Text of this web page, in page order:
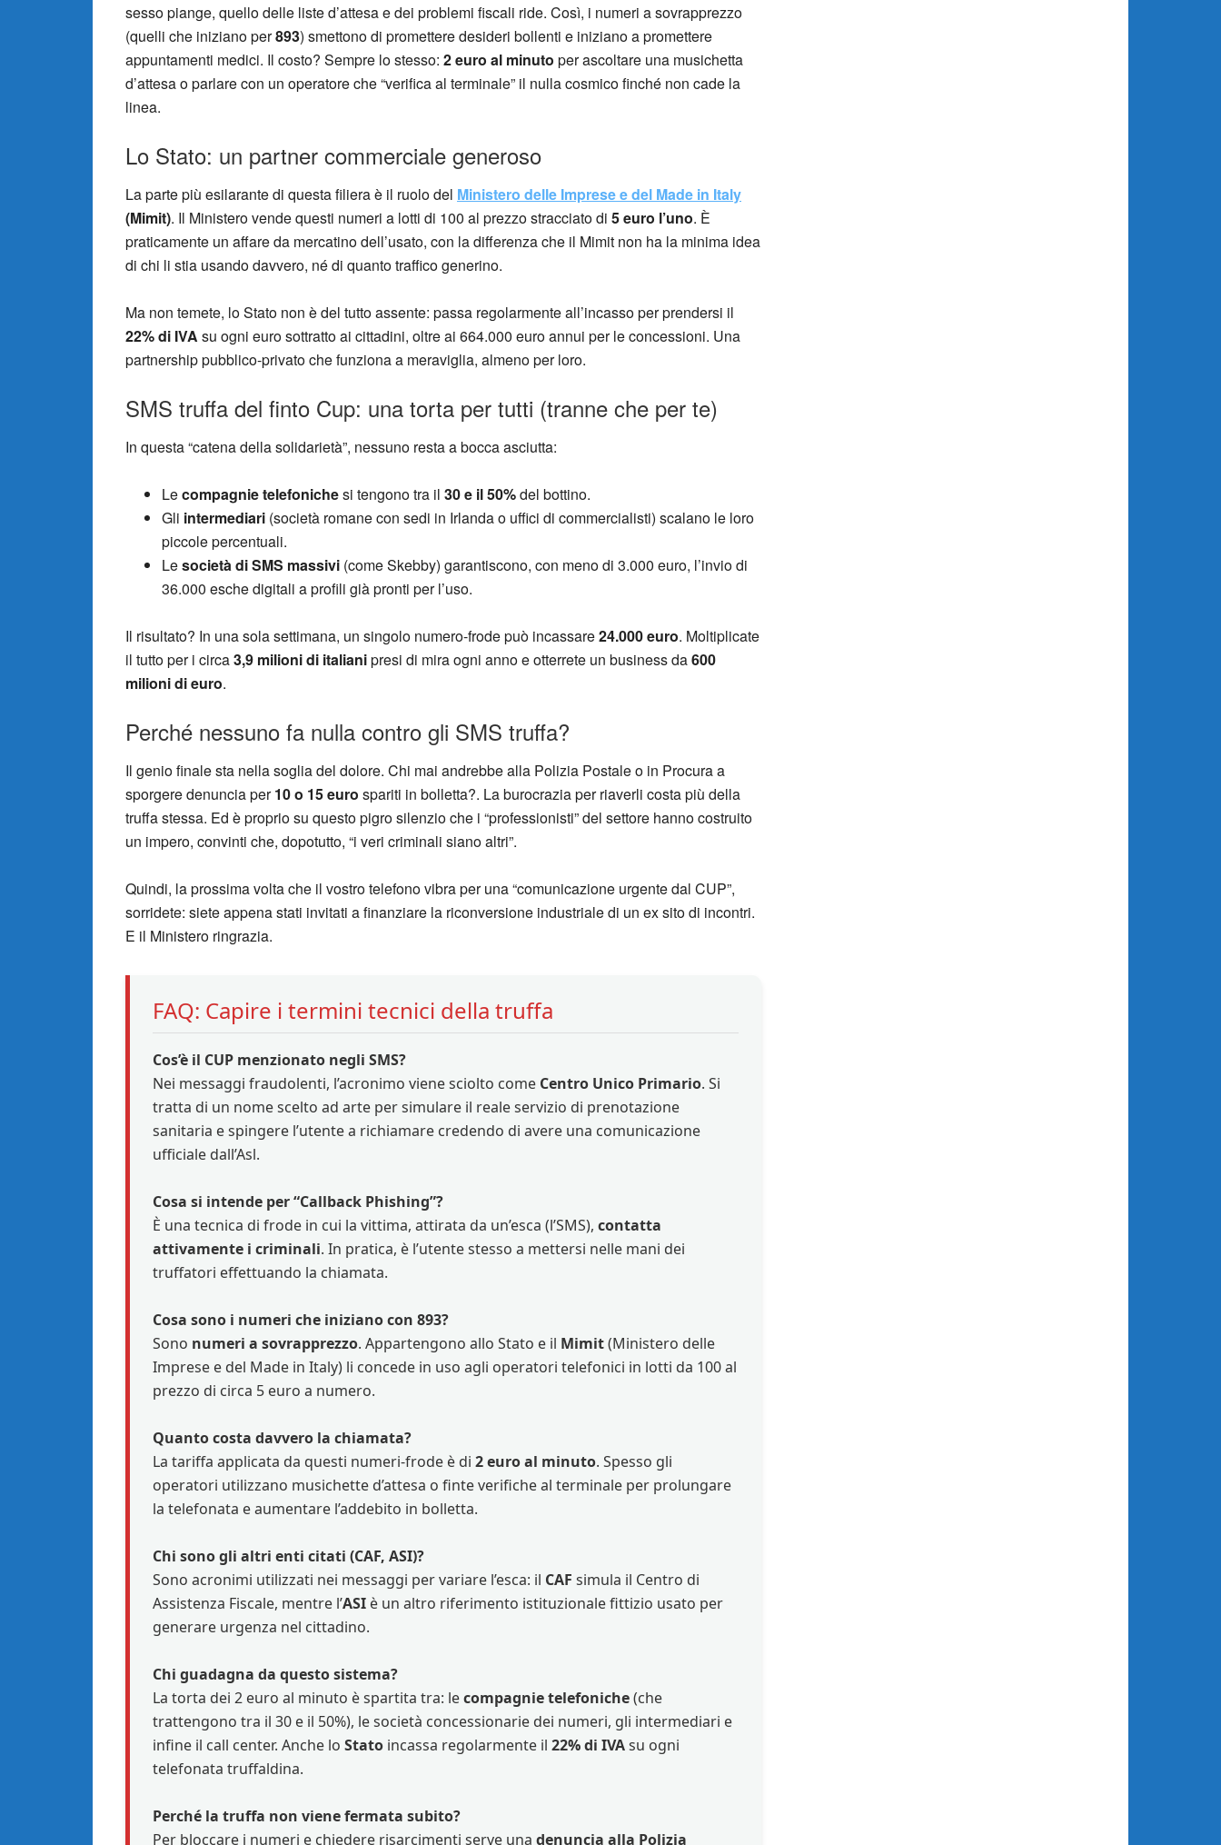
sesso piange, quello delle liste d’attesa e dei problemi fiscali ride. Così, i numeri a sovrapprezzo
(quelli che iniziano per893) smettono di promettere desideri bollenti e iniziano a promettere
appuntamenti medici. Il costo? Sempre lo stesso: 2 euro al minuto per ascoltare una musichetta
d’attesa o parlare con un operatore che “verifica al terminale” il nulla cosmico finché non cade la
linea.
Lo Stato: un partner commerciale generoso
La parte più esilarante di questa filiera è il ruolo del Ministero delle Imprese e del Made in Italy
(Mimit). Il Ministero vende questi numeri a lotti di 100 al prezzo stracciato di 5 euro l’uno. È
praticamente un affare da mercatino dell’usato, con la differenza che il Mimit non ha la minima idea
di chi li stia usando davvero, né di quanto traffico generino.
Ma non temete, lo Stato non è del tutto assente: passa regolarmente all’incasso per prendersi il
22% di IVA su ogni euro sottratto ai cittadini, oltre ai 664.000 euro annui per le concessioni. Una
partnership pubblico-privato che funziona a meraviglia, almeno per loro.
SMS truffa del finto Cup: una torta per tutti (tranne che per te)
In questa “catena della solidarietà”, nessuno resta a bocca asciutta:
Lecompagnie telefonichesi tengono tra il 30 e il 50%del bottino.
Gli intermediari (società romane con sedi in Irlanda o uffici di commercialisti) scalano le loro
piccole percentuali.
Lesocietà di SMS massivi (come Skebby) garantiscono, con meno di 3.000 euro, l’invio di
36.000 esche digitali a profili già pronti per l’uso.
Il risultato? In una sola settimana, un singolo numero-frode può incassare24.000 euro. Moltiplicate
il tutto per i circa3,9 milioni di italianipresi di mira ogni anno e otterrete un business da600
milioni di euro.
Perché nessuno fa nulla contro gli SMS truffa?
Il genio finale sta nella soglia del dolore. Chi mai andrebbe alla Polizia Postale o in Procura a
sporgere denuncia per10 o 15 euro spariti in bolletta?. La burocrazia per riaverli costa più della
truffa stessa. Ed è proprio su questo pigro silenzio che i “professionisti” del settore hanno costruito
un impero, convinti che, dopotutto, “i veri criminali siano altri”.
Quindi, la prossima volta che il vostro telefono vibra per una “comunicazione urgente dal CUP”,
sorridete: siete appena stati invitati a finanziare la riconversione industriale di un ex sito di incontri.
E il Ministero ringrazia.
FAQ: Capire i termini tecnici della truffa
Cos’è il CUP menzionato negli SMS?
Nei messaggi fraudolenti, l’acronimo viene sciolto come Centro Unico Primario. Si
tratta di un nome scelto ad arte per simulare il reale servizio di prenotazione
sanitaria e spingere l’utente a richiamare credendo di avere una comunicazione
ufficiale dall’Asl.
Cosa si intende per “Callback Phishing”?
È una tecnica di frode in cui la vittima, attirata da un’esca (l’SMS), contatta
attivamente i criminali. In pratica, è l’utente stesso a mettersi nelle mani dei
truffatori effettuando la chiamata.
Cosa sono i numeri che iniziano con 893?
Sono numeri a sovrapprezzo. Appartengono allo Stato e il Mimit(Ministero delle
Imprese e del Made in Italy) li concede in uso agli operatori telefonici in lotti da 100 al
prezzo di circa 5 euro a numero.
Quanto costa davvero la chiamata?
La tariffa applicata da questi numeri-frode è di 2 euro al minuto. Spesso gli
operatori utilizzano musichette d’attesa o finte verifiche al terminale per prolungare
la telefonata e aumentare l’addebito in bolletta.
Chi sono gli altri enti citati (CAF, ASI)?
Sono acronimi utilizzati nei messaggi per variare l’esca: il CAF simula il Centro di
Assistenza Fiscale, mentre l’ASI è un altro riferimento istituzionale fittizio usato per
generare urgenza nel cittadino.
Chi guadagna da questo sistema?
La torta dei 2 euro al minuto è spartita tra: lecompagnie telefoniche(che
trattengono tra il 30 e il 50%), le società concessionarie dei numeri, gli intermediari e
infine il call center. Anche lo Stato incassa regolarmente il 22% di IVAsu ogni
telefonata truffaldina.
Perché la truffa non viene fermata subito?
Per bloccare i numeri e chiedere risarcimenti serve una denuncia alla Polizia